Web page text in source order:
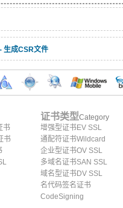
生成CSR文件
书
书
证书类型Category
增强型证书EV SSL
通配符证书Wildcard
企业型证书OV SSL
多域名证书SAN SSL
域名型证书DV SSL
名代码签名证书
CodeSigning